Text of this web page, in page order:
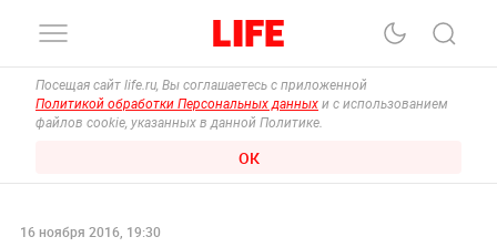
Посещая сайт life.ru, Вы соглашаетесь с приложенной
Политикой обработки Персональных данных и с использованием
файлов cookie, указанных в данной Политике.
ОК
16 ноября 2016, 19:30